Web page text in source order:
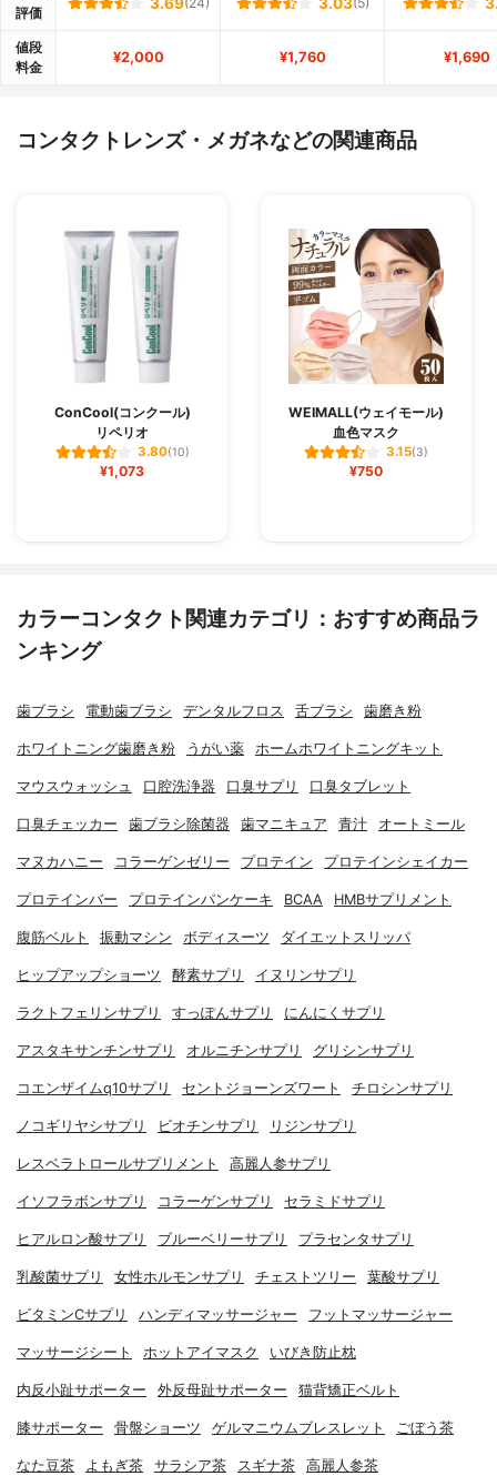
評価
値段
料金
¥2,000 ¥1,760 ¥1,690
コンタクトレンズ・メガネなどの関連商品
ConCool(コンクール)
リペリオ
3.80(10)
¥1,073
WEIMALL(ウェイモール)
血色マスク
3.15(3)
¥750
カラーコンタクト関連カテゴリ：おすすめ商品ラ
ンキング
歯ブラシ 電動歯ブラシ デンタルフロス 舌ブラシ 歯磨き粉
ホワイトニング歯磨き粉 うがい薬 ホームホワイトニングキット
マウスウォッシュ 口腔洗浄器 口臭サプリ 口臭タブレット
口臭チェッカー 歯ブラシ除菌器 歯マニキュア 青汁 オートミール
マヌカハニー コラーゲンゼリー プロテイン プロテインシェイカー
プロテインバー プロテインパンケーキ BCAA HMBサプリメント
腹筋ベルト 振動マシン ボディスーツ ダイエットスリッパ
ヒップアップショーツ 酵素サプリ イヌリンサプリ
ラクトフェリンサプリ すっぽんサプリ にんにくサプリ
アスタキサンチンサプリ オルニチンサプリ グリシンサプリ
コエンザイムq10サプリ セントジョーンズワート チロシンサプリ
ノコギリヤシサプリ ビオチンサプリ リジンサプリ
レスベラトロールサプリメント 高麗人参サプリ
イソフラボンサプリ コラーゲンサプリ セラミドサプリ
ヒアルロン酸サプリ ブルーベリーサプリ プラセンタサプリ
乳酸菌サプリ 女性ホルモンサプリ チェストツリー 葉酸サプリ
ビタミンCサプリ ハンディマッサージャー フットマッサージャー
マッサージシート ホットアイマスク いびき防止枕
内反小趾サポーター 外反母趾サポーター 猫背矯正ベルト
膝サポーター 骨盤ショーツ ゲルマニウムブレスレット ごぼう茶
なた豆茶 よもぎ茶 サラシア茶 スギナ茶 高麗人参茶